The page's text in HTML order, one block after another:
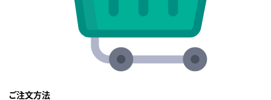
ご注文方法